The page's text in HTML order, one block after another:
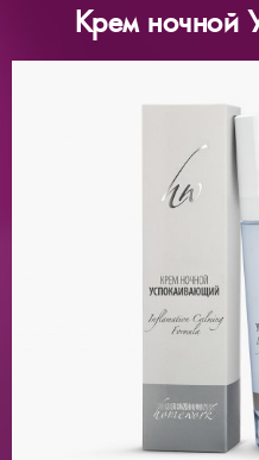
Крем ночной